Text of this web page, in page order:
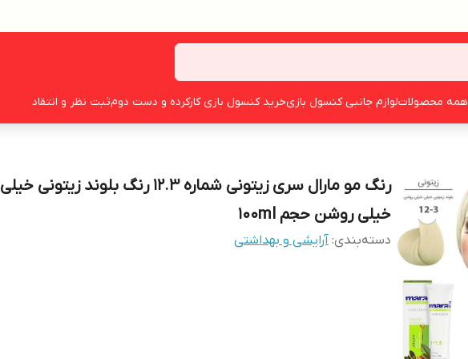
همه محصولاتلوازم جانبی کنسول بازیخرید کنسول بازی کارکرده و دست دومثبت نظر و انتقاد
رنگ مو مارال سری زیتونی شماره 12.3 رنگ بلوند زیتونی خیلی
خیلی روشن حجم 100ml
دسته‌بندی: آرایشی و بهداشتی